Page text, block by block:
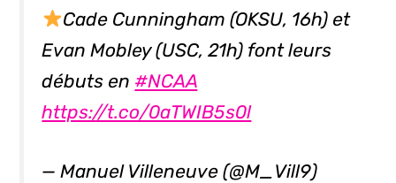
Cade Cunningham (OKSU, 16h) et
Evan Mobley (USC, 21h) font leurs
débuts en #NCAA
https://t.co/0aTWIB5s0l
— Manuel Villeneuve (@M_Vill9)